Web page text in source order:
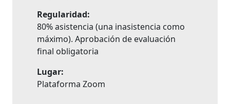
Regularidad:
80% asistencia (una inasistencia como
máximo). Aprobación de evaluación
final obligatoria
Lugar:
Plataforma Zoom